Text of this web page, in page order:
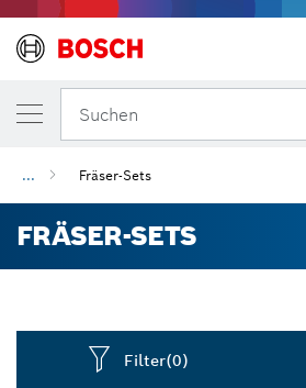
Suchen
... Fräser-Sets
FRÄSER-SETS
Filter(0)